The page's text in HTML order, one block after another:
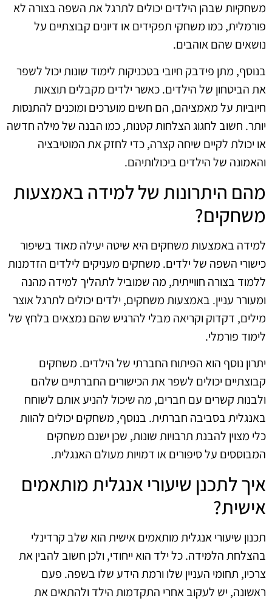
משחקיות שבהן הילדים יכולים לתרגל את השפה בצורה לא
פורמלית, כמו משחקי תפקידים או דיונים קבוצתיים על
נושאים שהם אוהבים.
בנוסף, מתן פידבק חיובי בטכניקות לימוד שונות יכול לשפר
את הביטחון של הילדים. כאשר ילדים מקבלים תוצאות
חיוביות על מאמציהם, הם חשים מוערכים ומוכנים להתנסות
יותר. חשוב לחגוג הצלחות קטנות, כמו הבנה של מילה חדשה
או יכולת לקיים שיחה קצרה, כדי לחזק את המוטיבציה
והאמונה של הילדים ביכולותיהם.
מהם היתרונות של למידה באמצעות
משחקים?
למידה באמצעות משחקים היא שיטה יעילה מאוד בשיפור
כישורי השפה של ילדים. משחקים מעניקים לילדים הזדמנות
ללמוד בצורה חווייתית, מה שמוביל לתהליך למידה מהנה
ומעורר עניין. באמצעות משחקים, ילדים יכולים לתרגל אוצר
מילים, דקדוק וקריאה מבלי להרגיש שהם נמצאים בלחץ של
לימוד פורמלי.
יתרון נוסף הוא הפיתוח החברתי של הילדים. משחקים
קבוצתיים יכולים לשפר את הכישורים החברתיים שלהם
ולבנות קשרים עם חברים, מה שיכול להניע אותם לשוחח
באנגלית בסביבה חברתית. בנוסף, משחקים יכולים להוות
כלי מצוין להבנת תרבויות שונות, שכן ישנם משחקים
המבוססים על סיפורים או דמויות מעולם האנגלית.
איך לתכנן שיעורי אנגלית מותאמים
אישית?
תכנון שיעורי אנגלית מותאמים אישית הוא שלב קרדינלי
בהצלחת הלמידה. כל ילד הוא ייחודי, ולכן חשוב להבין את
צרכיו, תחומי העניין שלו ורמת הידע שלו בשפה. פעם
ראשונה, יש לעקוב אחרי התקדמות הילד ולהתאים את